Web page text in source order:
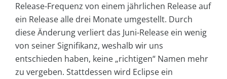
Release-Frequenz von einem jährlichen Release auf
ein Release alle drei Monate umgestellt. Durch
diese Änderung verliert das Juni-Release ein wenig
von seiner Signifikanz, weshalb wir uns
entschieden haben, keine „richtigen“ Namen mehr
zu vergeben. Stattdessen wird Eclipse ein